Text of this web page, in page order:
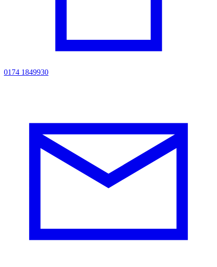
0174 1849930